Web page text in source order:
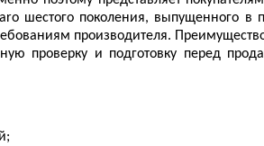
шестого поколения, выпущенного
производителя.
проверку и подготовку перед